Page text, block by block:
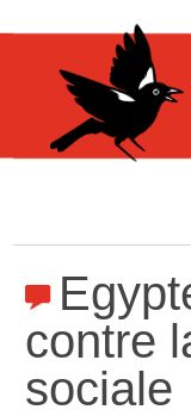
contre
sociale